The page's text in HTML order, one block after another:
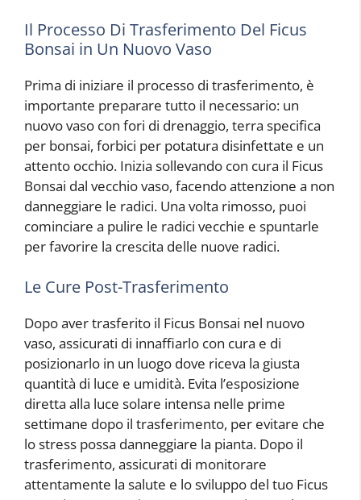
Il Processo Di Trasferimento Del Ficus
Bonsai in Un Nuovo Vaso
Prima di iniziare il processo di trasferimento, è
importante preparare tutto il necessario: un
nuovo vaso con fori di drenaggio, terra specifica
per bonsai, forbici per potatura disinfettate e un
attento occhio. Inizia sollevando con cura il Ficus
Bonsai dal vecchio vaso, facendo attenzione a non
danneggiare le radici. Una volta rimosso, puoi
cominciare a pulire le radici vecchie e spuntarle
per favorire la crescita delle nuove radici.
Le Cure Post-Trasferimento
Dopo aver trasferito il Ficus Bonsai nel nuovo
vaso, assicurati di innaffiarlo con cura e di
posizionarlo in un luogo dove riceva la giusta
quantità di luce e umidità. Evita l’esposizione
diretta alla luce solare intensa nelle prime
settimane dopo il trasferimento, per evitare che
lo stress possa danneggiare la pianta. Dopo il
trasferimento, assicurati di monitorare
attentamente la salute e lo sviluppo del tuo Ficus